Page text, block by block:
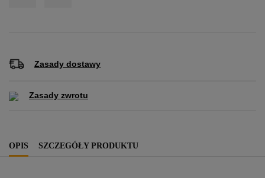
Zasady dostawy
Zasady zwrotu
OPIS SZCZEGÓŁY PRODUKTU